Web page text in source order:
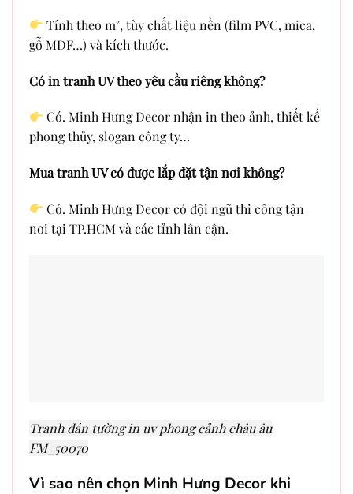
Tính theo m², tùy chất liệu nền (film PVC, mica,
gỗ MDF…) và kích thước.
Có in tranh UV theo yêu cầu riêng không?
Có. Minh Hưng Decor nhận in theo ảnh, thiết kế
phong thủy, slogan công ty…
Mua tranh UV có được lắp đặt tận nơi không?
Có. Minh Hưng Decor có đội ngũ thi công tận
nơi tại TP.HCM và các tỉnh lân cận.
Tranh dán tường in uv phong cảnh châu âu
FM_50070
Vì sao nên chọn Minh Hưng Decor khi